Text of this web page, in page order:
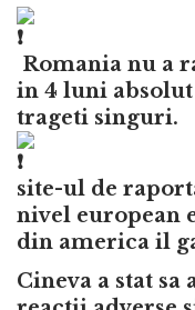
Romania nu a
in 4 luni
trageti singuri.
site-ul de
nivel european
din america il
Cineva a stat